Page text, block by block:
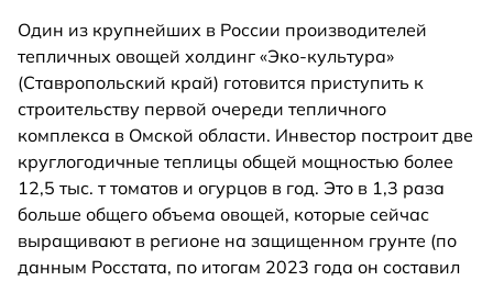
Один из крупнейших в России производителей
тепличных овощей холдинг «Эко-культура»
(Ставропольский край) готовится приступить к
строительству первой очереди тепличного
комплекса в Омской области. Инвестор построит две
круглогодичные теплицы общей мощностью более
12,5 тыс. т томатов и огурцов в год. Это в 1,3 раза
больше общего объема овощей, которые сейчас
выращивают в регионе на защищенном грунте (по
данным Росстата, по итогам 2023 года он составил